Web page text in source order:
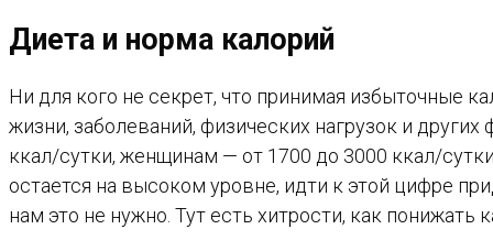
Диета и норма калорий
Ни для кого не секрет, что принимая избыточные
жизни, заболеваний, физических нагрузок и
ккал/сутки, женщинам — от 1700 до 3000 ккал/
остается на высоком уровне, идти к этой цифре
нам это не нужно. Тут есть хитрости, как понижать